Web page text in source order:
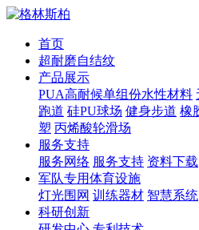
首页
超耐磨自结纹
产品展示
PUA高耐候单组份水性材料
跑道 硅PU球场 健身步道 橡
塑 丙烯酸轮滑场
服务支持
服务网络 服务支持 资料下载
军队专用体育设施
灯光围网 训练器材 智慧系统
科研创新